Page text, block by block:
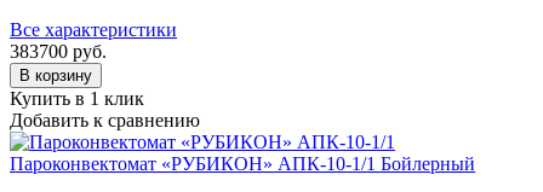
Все характеристики
383700 руб.
В корзину
Купить в 1 клик
Добавить к сравнению
Пароконвектомат «РУБИКОН» АПК-10-1/1 Бойлерный